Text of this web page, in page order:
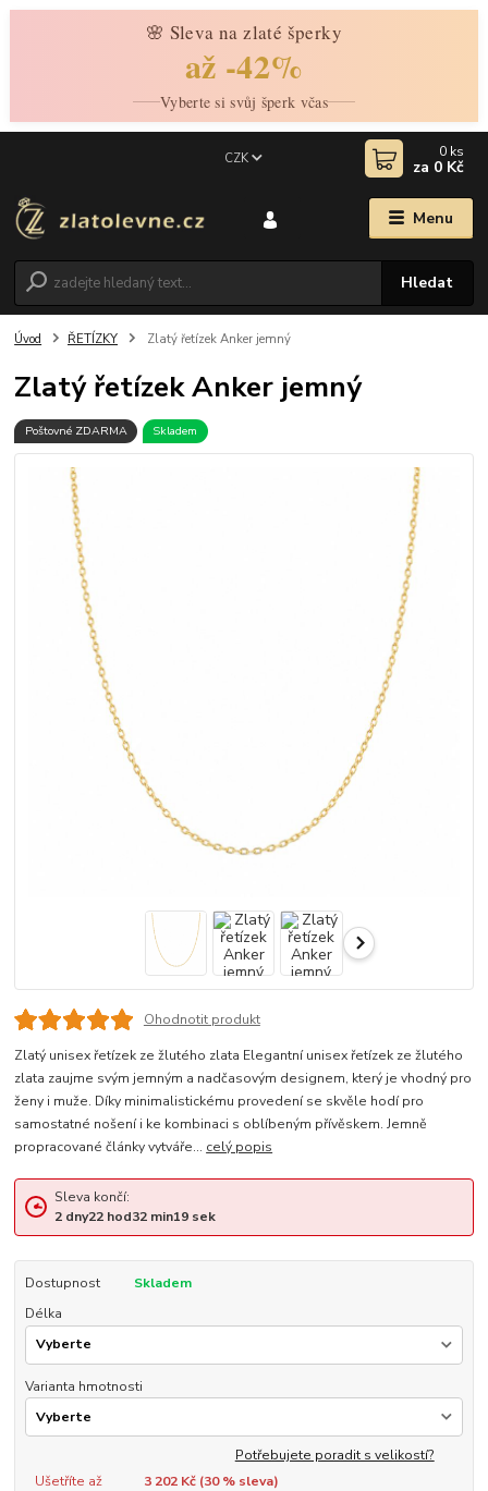
🌸 Sleva na zlaté šperky
až -42%
Vyberte si svůj šperk včas
Menu
CZK
Hledat
0 ks
za 0 Kč
Úvod ŘETÍZKY Zlatý řetízek Anker jemný
Zlatý řetízek Anker jemný
Poštovné ZDARMA Skladem
Ohodnotit produkt
Zlatý unisex řetízek ze žlutého zlata Elegantní unisex řetízek ze žlutého
zlata zaujme svým jemným a nadčasovým designem, který je vhodný pro
ženy i muže. Díky minimalistickému provedení se skvěle hodí pro
samostatné nošení i ke kombinaci s oblíbeným přívěskem. Jemně
propracované články vytváře... celý popis
Sleva končí:
2 dny22hod32min18sek
Dostupnost
Skladem
Délka
Varianta hmotnosti
Potřebujete poradit s velikostí?
Ušetříte až
3 202 Kč (30% sleva)